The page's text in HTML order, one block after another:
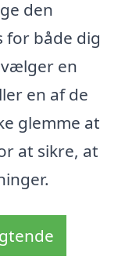
den
for både dig
en
en af de
glemme at
at sikre, at